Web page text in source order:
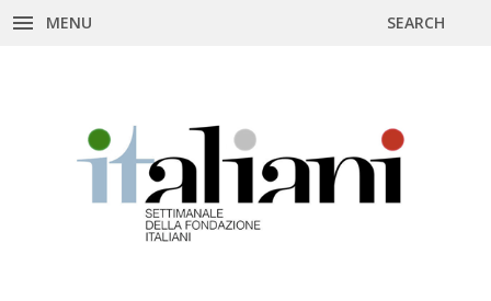
MENU SEARCH